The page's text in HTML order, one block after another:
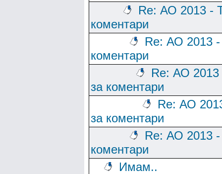
Re: АО 2013 -
коментари
Re: АО 2013
коментари
Re: АО
за коментари
Re: АО
за коментари
Re: АО 2013
коментари
Имам..